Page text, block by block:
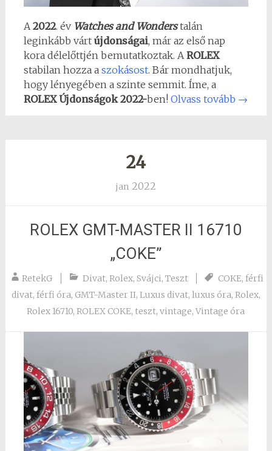
A2022. év Watches and Wonderstalán
leginkább várt újdonságai, már az első nap
kora délelőttjén bemutatkoztak. AROLEX
stabilan hozza a szokásost. Bár mondhatjuk,
hogy lényegében a szinte semmit. Íme, a
ROLEX Újdonságok 2022-ben! Olvass tovább →
24
jan 2022
ROLEX GMT-MASTER II 16710
„COKE”
RetekG Divat, Rolex, Svájci, Teszt COKE, férfi
divat, férfi óra, GMT-Master II, Luxus divat, luxus óra, Rolex,
Rolex 16710,ROLEX COKE, teszt,vintage,Vintage óra